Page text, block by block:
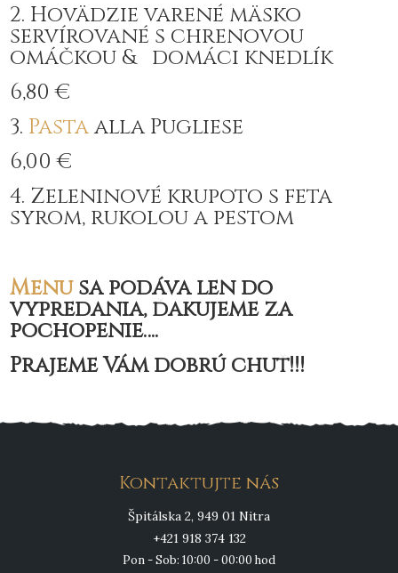
2. Hovädzie varené mäsko
servírované s chrenovou
omáčkou & domáci knedlík
6,80 €
3. Pastaalla Pugliese
6,00 €
4. Zeleninové krupoto s feta
syrom, rukolou a pestom
Menusa podáva len do
vypredania, ďakujeme za
pochopenie….
Prajeme Vám dobrú chuť!!!
Kontaktujte nás
Špitálska 2, 949 01 Nitra
+421 918 374 132
Pon - Sob: 10:00 - 00:00 hod